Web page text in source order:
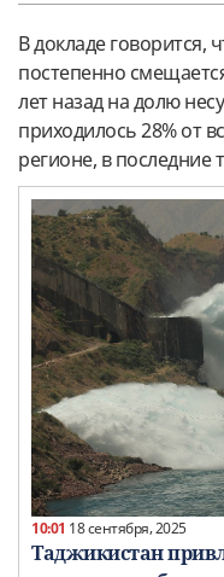
В докладе говорится,
постепенно
лет назад на долю
приходилось 28% от
регионе, в последние
10:01 18 сентября, 2025
Таджикистан